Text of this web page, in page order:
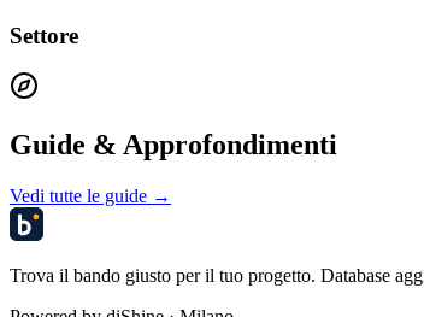
Settore
Guide & Approfondimenti
Vedi tutte le guide →
Trova il bando giusto per il tuo progetto. Database